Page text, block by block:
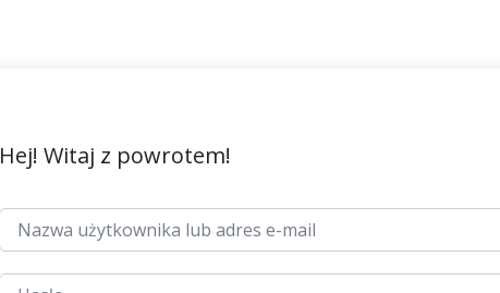
Hej! Witaj z powrotem!